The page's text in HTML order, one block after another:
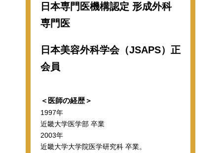
日本専門医機構認定 形成外科
専門医
日本美容外科学会（JSAPS）正
会員
＜医師の経歴＞
1997年
近畿大学医学部 卒業
2003年
近畿大学大学院医学研究科 卒業。